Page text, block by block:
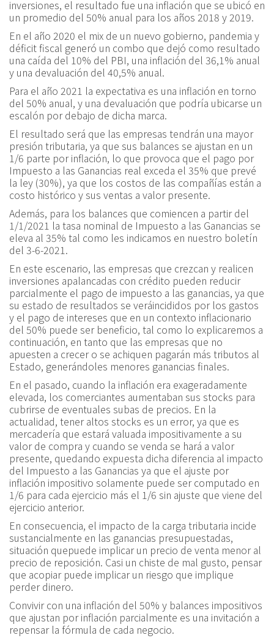
inversiones, el resultado fue una inflación que se ubicó en
un promedio del 50% anual para los años 2018 y 2019.
En el año 2020 el mix de un nuevo gobierno, pandemia y
déficit fiscal generó un combo que dejó como resultado
una caída del 10% del PBI, una inflación del 36,1% anual
y una devaluación del 40,5% anual.
Para el año 2021 la expectativa es una inflación en torno
del 50% anual, y una devaluación que podría ubicarse un
escalón por debajo de dicha marca.
El resultado será que las empresas tendrán una mayor
presión tributaria, ya que sus balances se ajustan en un
1/6 parte por inflación, lo que provoca que el pago por
Impuesto a las Ganancias real exceda el 35% que prevé
la ley (30%), ya que los costos de las compañías están a
costo histórico y sus ventas a valor presente.
Además, para los balances que comiencen a partir del
1/1/2021 la tasa nominal de Impuesto a las Ganancias se
eleva al 35% tal como les indicamos en nuestro boletín
del 3-6-2021.
En este escenario, las empresas que crezcan y realicen
inversiones apalancadas con crédito pueden reducir
parcialmente el pago de impuesto a las ganancias, ya que
su estado de resultados se veráincididos por los gastos
y el pago de intereses que en un contexto inflacionario
del 50% puede ser beneficio, tal como lo explicaremos a
continuación, en tanto que las empresas que no
apuesten a crecer o se achiquen pagarán más tributos al
Estado, generándoles menores ganancias finales.
En el pasado, cuando la inflación era exageradamente
elevada, los comerciantes aumentaban sus stocks para
cubrirse de eventuales subas de precios. En la
actualidad, tener altos stocks es un error, ya que es
mercadería que estará valuada impositivamente a su
valor de compra y cuando se venda se hará a valor
presente, quedando expuesta dicha diferencia al impacto
del Impuesto a las Ganancias ya que el ajuste por
inflación impositivo solamente puede ser computado en
1/6 para cada ejercicio más el 1/6 sin ajuste que viene del
ejercicio anterior.
En consecuencia, el impacto de la carga tributaria incide
sustancialmente en las ganancias presupuestadas,
situación quepuede implicar un precio de venta menor al
precio de reposición. Casi un chiste de mal gusto, pensar
que acopiar puede implicar un riesgo que implique
perder dinero.
Convivir con una inflación del 50% y balances impositivos
que ajustan por inflación parcialmente es una invitación a
repensar la fórmula de cada negocio.